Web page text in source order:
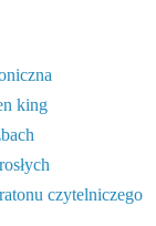
king
czytelniczego